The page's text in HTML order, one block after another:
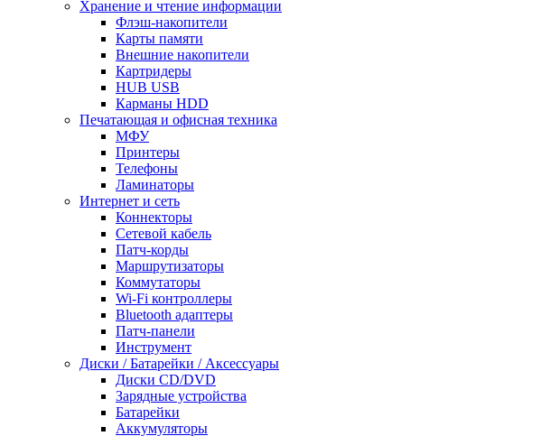
Хранение и чтение информации
Флэш-накопители
Карты памяти
Внешние накопители
Картридеры
HUB USB
Карманы HDD
Печатающая и офисная техника
МФУ
Принтеры
Телефоны
Ламинаторы
Интернет и сеть
Коннекторы
Сетевой кабель
Патч-корды
Маршрутизаторы
Коммутаторы
Wi-Fi контроллеры
Bluetooth адаптеры
Патч-панели
Инструмент
Диски / Батарейки / Аксессуары
Диски CD/DVD
Зарядные устройства
Батарейки
Аккумуляторы